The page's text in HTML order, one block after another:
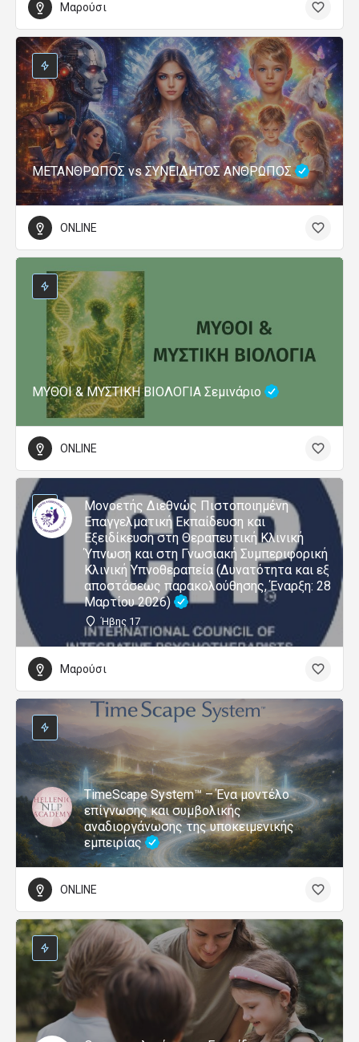
Μαρούσι
ΜΕΤΑΝΘΡΩΠΟΣ vs ΣΥΝΕΙΔΗΤΟΣ ΑΝΘΡΩΠΟΣ
ONLINE
ΜΥΘΟΙ & ΜΥΣΤΙΚΗ ΒΙΟΛΟΓΙΑ Σεμινάριο
ONLINE
Μονοετής Διεθνώς Πιστοποιημένη
Επαγγελματική Εκπαίδευση και
Εξειδίκευση στη Θεραπευτική Κλινική
Ύπνωση και στη Γνωσιακή Συμπεριφορική
Κλινική Υπνοθεραπεία (Δυνατότητα και εξ
αποστάσεως παρακολούθησης, Έναρξη: 28
Μαρτίου 2026)
Ήβης 17
Μαρούσι
TimeScape System™ – Ένα μοντέλο
επίγνωσης και συμβολικής
αναδιοργάνωσης της υποκειμενικής
εμπειρίας
ONLINE